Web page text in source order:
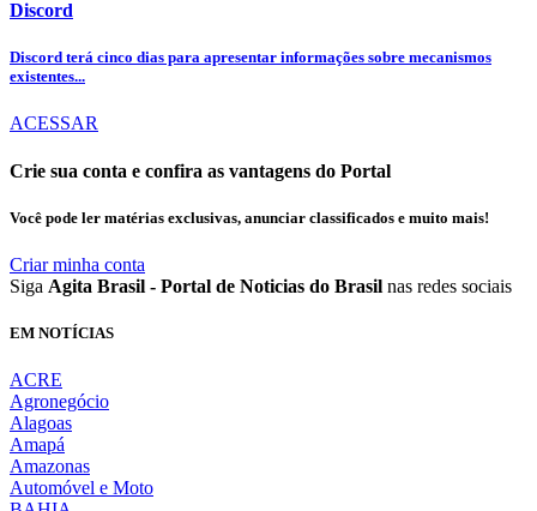
Discord
Discord terá cinco dias para apresentar informações sobre mecanismos
existentes...
ACESSAR
Crie sua conta e confira as vantagens do Portal
Você pode ler matérias exclusivas, anunciar classificados e muito mais!
Criar minha conta
Siga Agita Brasil - Portal de Noticias do Brasil nas redes sociais
EM NOTÍCIAS
ACRE
Agronegócio
Alagoas
Amapá
Amazonas
Automóvel e Moto